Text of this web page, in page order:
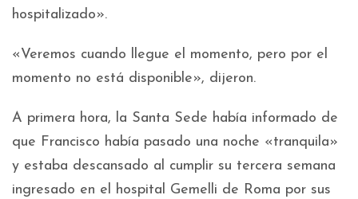
hospitalizado».
«Veremos cuando llegue el momento, pero por el
momento no está disponible», dijeron.
A primera hora, la Santa Sede había informado de
que Francisco había pasado una noche «tranquila»
y estaba descansado al cumplir su tercera semana
ingresado en el hospital Gemelli de Roma por sus